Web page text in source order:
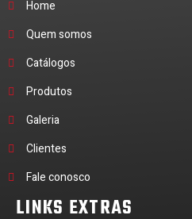
Home
Quem somos
Catálogos
Produtos
Galeria
Clientes
Fale conosco
LINKS EXTRAS